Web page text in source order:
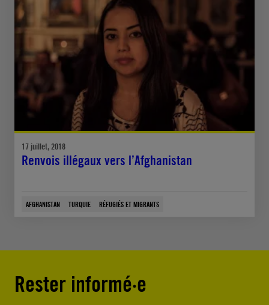
17 juillet, 2018
Renvois illégaux vers l’Afghanistan
AFGHANISTAN TURQUIE RÉFUGIÉS ET MIGRANTS
Rester informé·e